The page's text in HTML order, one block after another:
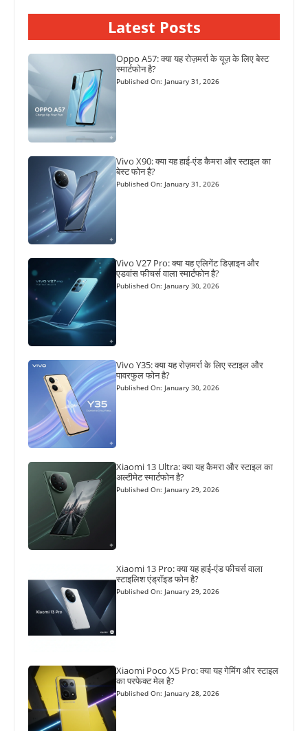
Latest Posts
Oppo A57: क्या यह रोज़मर्रा के यूज़ के लिए बेस्ट
स्मार्टफोन है?
Published On: January 31, 2026
Vivo X90: क्या यह हाई-एंड कैमरा और स्टाइल का
बेस्ट फोन है?
Published On: January 31, 2026
Vivo V27 Pro: क्या यह एलिगेंट डिज़ाइन और
एडवांस फीचर्स वाला स्मार्टफोन है?
Published On: January 30, 2026
Vivo Y35: क्या यह रोज़मर्रा के लिए स्टाइल और
पावरफुल फोन है?
Published On: January 30, 2026
Xiaomi 13 Ultra: क्या यह कैमरा और स्टाइल का
अल्टीमेट स्मार्टफोन है?
Published On: January 29, 2026
Xiaomi 13 Pro: क्या यह हाई-एंड फीचर्स वाला
स्टाइलिश एंड्रॉइड फोन है?
Published On: January 29, 2026
Xiaomi Poco X5 Pro: क्या यह गेमिंग और स्टाइल
का परफेक्ट मेल है?
Published On: January 28, 2026